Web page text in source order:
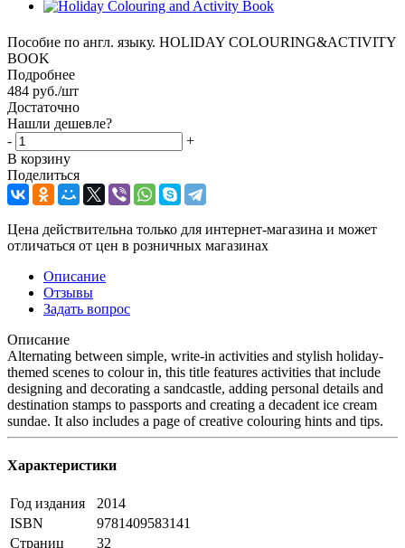
Пособие по англ. языку. HOLIDAY COLOURING&ACTIVITY
BOOK
Подробнее
484 руб./шт
Достаточно
Нашли дешевле?
-
+
В корзину
Поделиться
Цена действительна только для интернет-магазина и может
отличаться от цен в розничных магазинах
Описание
Отзывы
Задать вопрос
Описание
Alternating between simple, write-in activities and stylish holiday-
themed scenes to colour in, this title features activities that include
designing and decorating a sandcastle, adding personal details and
destination stamps to passports and creating a decadent ice cream
sundae. It also includes a page of creative colouring hints and tips.
Характеристики
Год издания
2014
ISBN
9781409583141
Страниц
32